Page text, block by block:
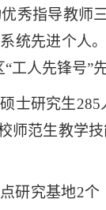
秀指导教师
统先进个人
工人先锋号”
士研究生285
师范生教学
研究基地2个